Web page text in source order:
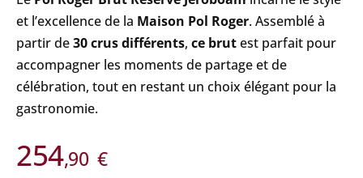
et l’excellence de la Maison Pol Roger. Assemblé à
partir de30 crus différents, ce brutest parfait pour
accompagner les moments de partage et de
célébration, tout en restant un choix élégant pour la
gastronomie.
254,90 €